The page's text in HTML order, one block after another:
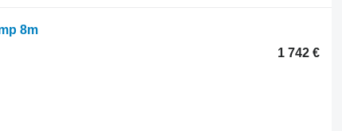
8m
1 742 €